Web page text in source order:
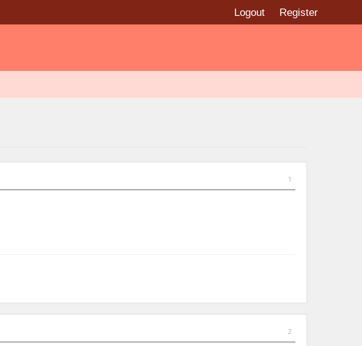
Logout Register
1
2